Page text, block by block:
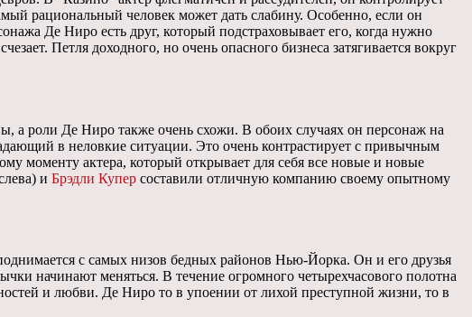
рациональный человек может дать слабину. Особенно, если он
Де Ниро есть друг, который подстраховывает его, когда нужно
Петля доходного, но очень опасного бизнеса затягивается вокруг
а роли Де Ниро также очень схожи. В обоих случаях он персонаж на
в неловкие ситуации. Это очень контрастирует с привычным
моменту актера, который открывает для себя все новые и новые
и Брэдли Купер составили отличную компанию своему опытному
с самых низов бедных районов Нью-Йорка. Он и его друзья
начинают меняться. В течение огромного четырехчасового полотна
и любви. Де Ниро то в упоении от лихой преступной жизни, то в